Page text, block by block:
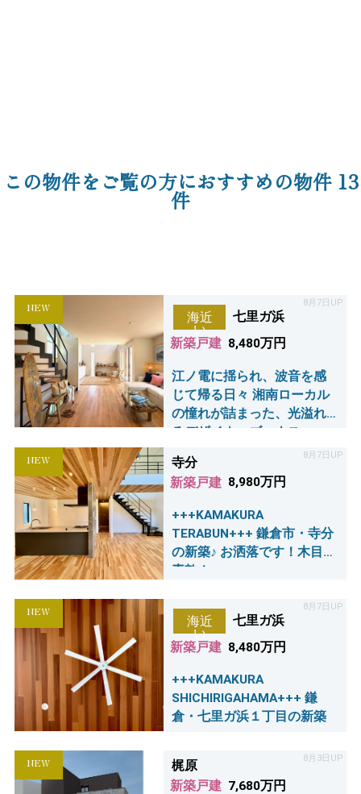
この物件をご覧の方におすすめの物件 13
件
NEW 8月7日UP
海近
い
七里ガ浜
新築戸建 8,480万円
江ノ電に揺られ、波音を感
じて帰る日々 湘南ローカル
の憧れが詰まった、光溢れ
るデザイナーズハウス
NEW 8月7日UP
寺分
新築戸建 8,980万円
+++KAMAKURA
TERABUN+++ 鎌倉市・寺分
の新築♪ お洒落です！木目が
素敵！
NEW 8月7日UP
海近
い
七里ガ浜
新築戸建 8,480万円
+++KAMAKURA
SHICHIRIGAHAMA+++ 鎌
倉・七里ガ浜１丁目の新築
NEW 8月3日UP
梶原
新築戸建 7,680万円